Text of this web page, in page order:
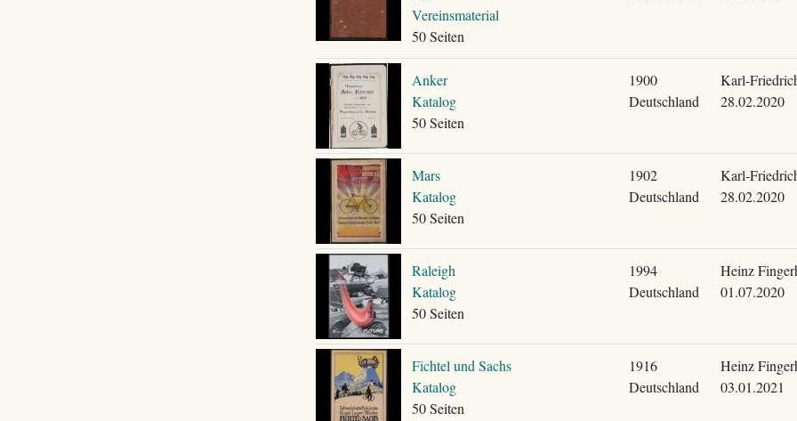
Vereinsmaterial
50 Seiten
Anker
Katalog
50 Seiten
1900
Deutschland
Karl-
28.02.2020
Mars
Katalog
50 Seiten
1902
Deutschland
Karl-
28.02.2020
Raleigh
Katalog
50 Seiten
1994
Deutschland
Heinz
01.07.2020
Fichtel und Sachs
Katalog
50 Seiten
1916
Deutschland
Heinz
03.01.2021